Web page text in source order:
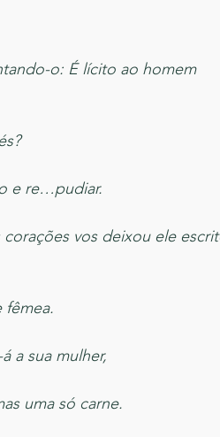
o: É lícito ao homem
e re…pudiar.
vos deixou ele
fêmea.
a sua mulher,
uma só carne.